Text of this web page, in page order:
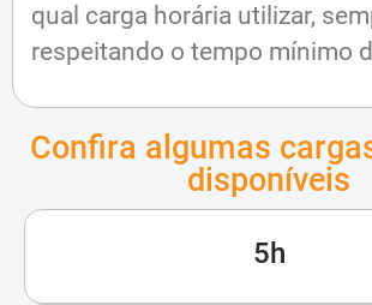
qual carga horária utilizar,
respeitando o tempo mínimo
Confira algumas
disponíveis
5h